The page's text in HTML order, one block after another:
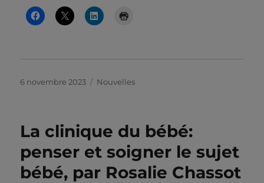
Publié
6 novembre 2023 Catégories
Nouvelles
La clinique du bébé:
penser et soigner le sujet
bébé, par Rosalie Chassot